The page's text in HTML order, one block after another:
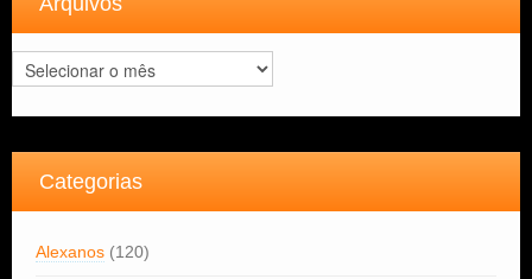
Arquivos
Categorias
Alexanos (120)